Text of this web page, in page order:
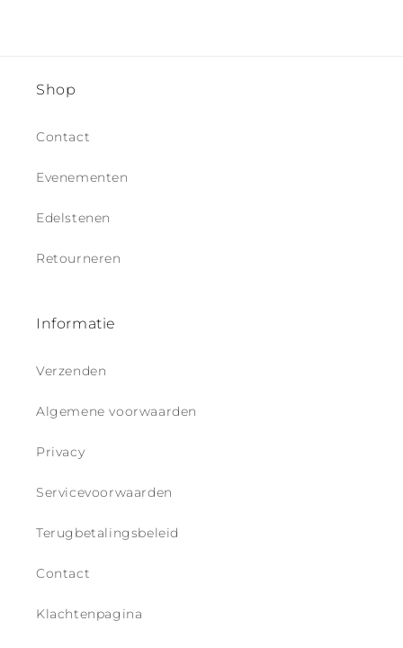
Shop
Contact
Evenementen
Edelstenen
Retourneren
Informatie
Verzenden
Algemene voorwaarden
Privacy
Servicevoorwaarden
Terugbetalingsbeleid
Contact
Klachtenpagina